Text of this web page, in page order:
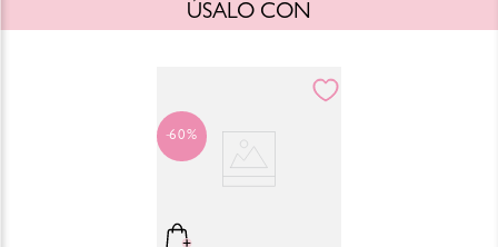
ÚSALO CON
60%